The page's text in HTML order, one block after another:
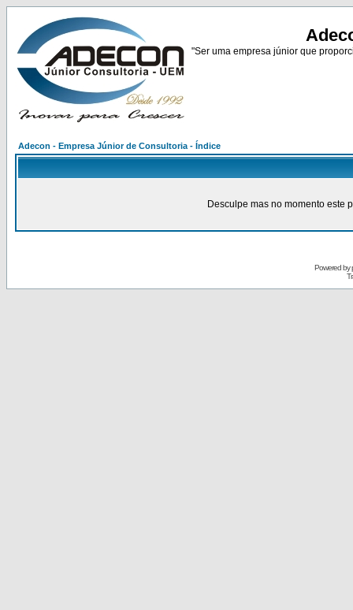
"Ser uma empresa júnior que
Adecon - Empresa Júnior de Consultoria - Índice
Desculpe mas no momento este
Powered by